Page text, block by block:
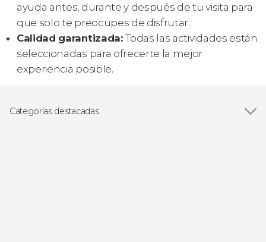
ayuda antes, durante y después de tu visita para
que solo te preocupes de disfrutar.
Calidad garantizada:Todas las actividades están
seleccionadas para ofrecerte la mejor
experiencia posible.
Categorías destacadas